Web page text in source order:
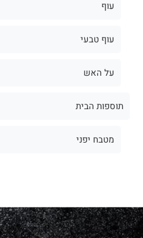
עוף
עוף טבעי
על האש
תוספות הבית
מטבח יפני